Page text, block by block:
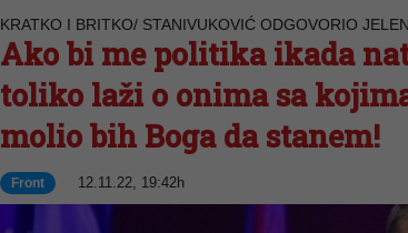
KRATKO I BRITKO/ STANIVUKOVIĆ ODGOVORIO
Ako bi me politika ikada
toliko laži o onima sa
molio bih Boga da stanem!
Front 12.11.22, 19:42h